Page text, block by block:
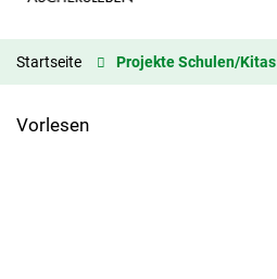
Startseite Projekte Schulen/Kitas
Vorlesen